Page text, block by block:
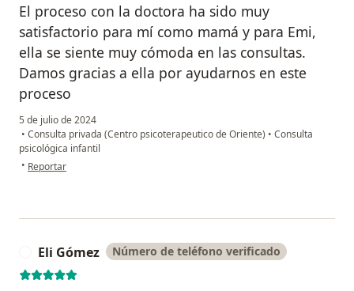
El proceso con la doctora ha sido muy
satisfactorio para mí como mamá y para Emi,
ella se siente muy cómoda en las consultas.
Damos gracias a ella por ayudarnos en este
proceso
5 de julio de 2024
• Consulta privada (Centro psicoterapeutico de Oriente) • Consulta
psicológica infantil
• en opinión del usuario Milena
Reportar
Eli Gómez Número de teléfono verificado